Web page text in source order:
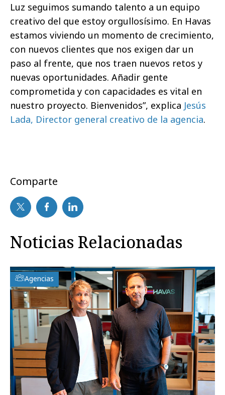
Luz seguimos sumando talento a un equipo
creativo del que estoy orgullosísimo. En Havas
estamos viviendo un momento de crecimiento,
con nuevos clientes que nos exigen dar un
paso al frente, que nos traen nuevos retos y
nuevas oportunidades. Añadir gente
comprometida y con capacidades es vital en
nuestro proyecto. Bienvenidos”, explica Jesús
Lada, Director general creativo de la agencia.
Comparte
Noticias Relacionadas
Agencias